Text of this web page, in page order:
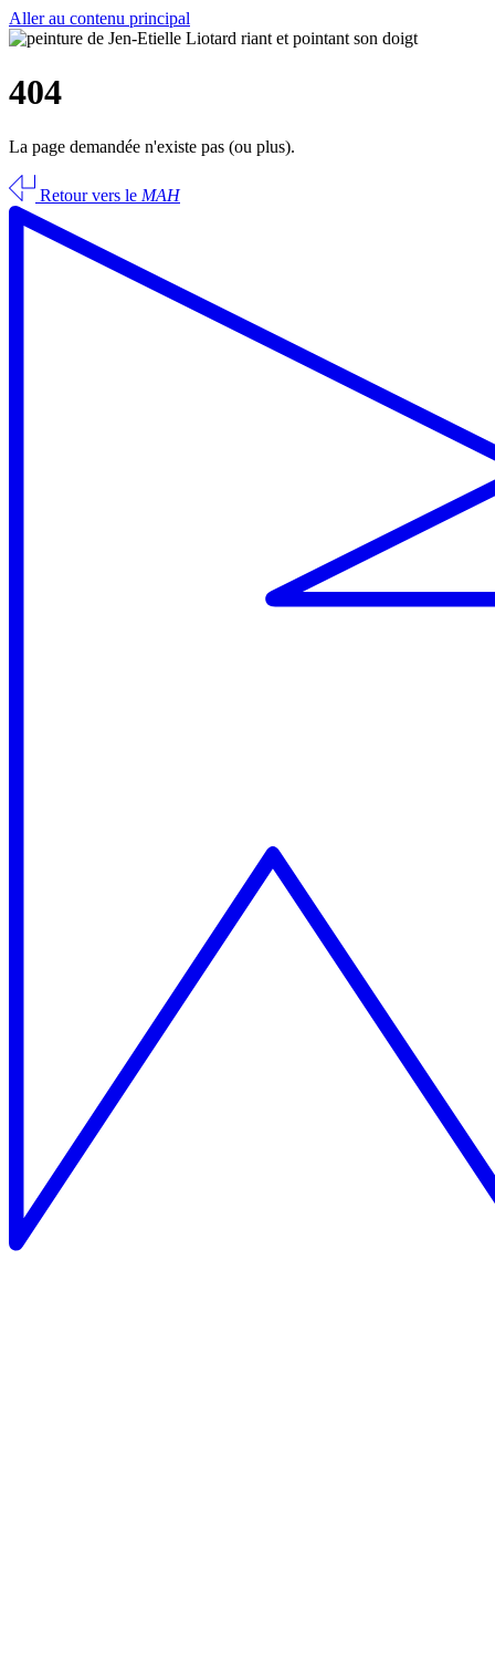
Aller au contenu principal
404
La page demandée n'existe pas (ou plus).
Retour vers le MAH